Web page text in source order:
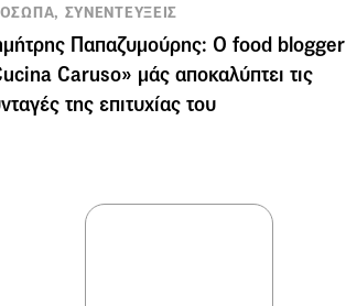
ΣΥΝΕΝΤΕΥΞΕΙΣ
Παπαζυμούρης: Ο food blogger
Caruso» μάς αποκαλύπτει τις
της επιτυχίας του